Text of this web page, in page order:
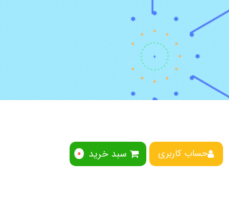
حساب کاربری سبد خرید 0